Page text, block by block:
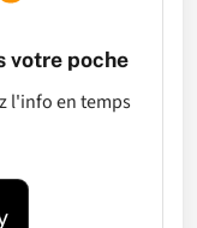
votre poche
l'info en temps